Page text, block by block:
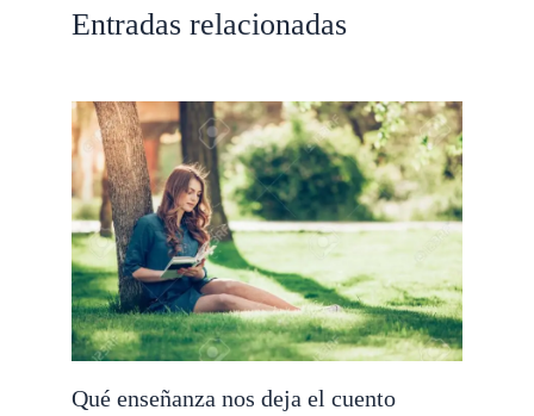
Entradas relacionadas
Qué enseñanza nos deja el cuento